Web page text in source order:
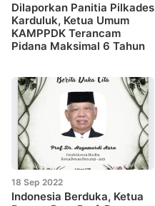
Dilaporkan Panitia Pilkades
Karduluk, Ketua Umum
KAMPPDK Terancam
Pidana Maksimal 6 Tahun
18 Sep 2022
Indonesia Berduka, Ketua